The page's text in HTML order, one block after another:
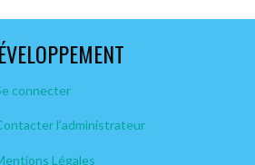
connecter
l’administrateur
Légales